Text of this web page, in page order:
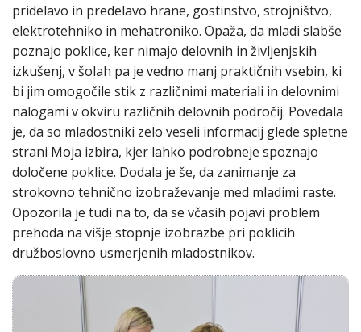
pridelavo in predelavo hrane, gostinstvo, strojništvo,
elektrotehniko in mehatroniko. Opaža, da mladi slabše
poznajo poklice, ker nimajo delovnih in življenjskih
izkušenj, v šolah pa je vedno manj praktičnih vsebin, ki
bi jim omogočile stik z različnimi materiali in delovnimi
nalogami v okviru različnih delovnih področij. Povedala
je, da so mladostniki zelo veseli informacij glede spletne
strani Moja izbira, kjer lahko podrobneje spoznajo
določene poklice. Dodala je še, da zanimanje za
strokovno tehnično izobraževanje med mladimi raste.
Opozorila je tudi na to, da se včasih pojavi problem
prehoda na višje stopnje izobrazbe pri poklicih
družboslovno usmerjenih mladostnikov.